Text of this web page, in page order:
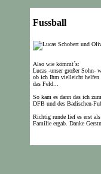
Fussball
Also wie kömmt´s:
Lucas -unser großer Sohn-
ob ich Ihm vielleicht helfen
das Feld...
So kam es dann das ich
DFB und des Badischen-
Richtig runde lief es erst
Familie ergab. Danke